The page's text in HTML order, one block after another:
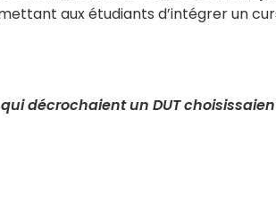
aux étudiants d’intégrer un
décrochaient un DUT